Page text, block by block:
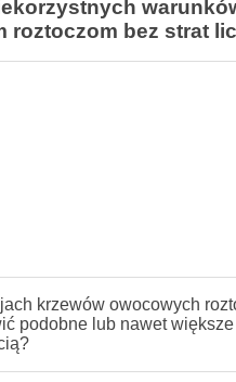
roztoczom bez strat
krzewów owocowych
podobne lub nawet